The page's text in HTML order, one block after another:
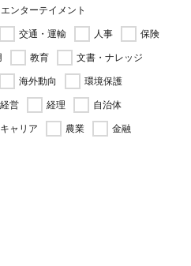
ンターテイメント
交通・運輸 人事
保険
教育
文書・ナレッジ
海外動向
環境保護
経営 経理
自治体
ャリア 農業 金融